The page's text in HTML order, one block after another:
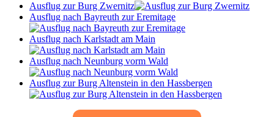
Ausflug zur Burg Zwernitz
Ausflug nach Bayreuth zur Eremitage
Ausflug nach Karlstadt am Main
Ausflug nach Neunburg vorm Wald
Ausflug zur Burg Altenstein in den Hassbergen